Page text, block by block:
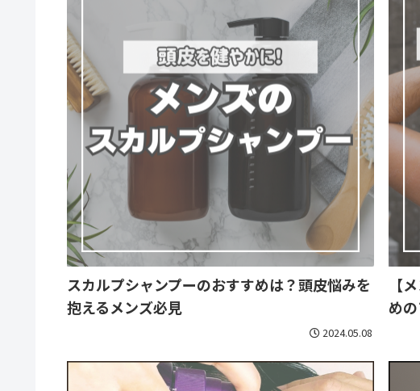
スカルプシャンプーのおすすめは？頭皮悩みを
抱えるメンズ必見
2024.05.08
【
め